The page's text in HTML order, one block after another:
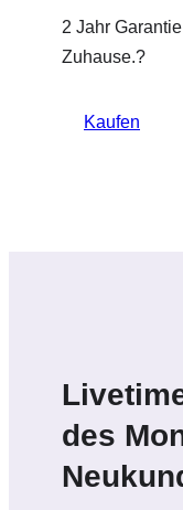
2 Jahr
Zuhause.?
Kaufen
des